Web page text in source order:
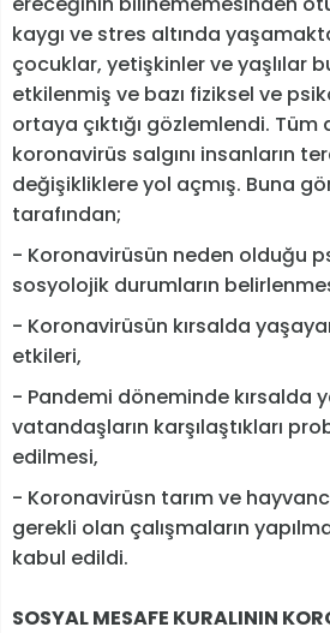
kaygı ve stres altında
çocuklar, yetişkinler ve yaşlılar
etkilenmiş ve bazı fiziksel ve
ortaya çıktığı gözlemlendi.
koronavirüs salgını insanların
değişikliklere yol açmış. Buna
tarafından;
- Koronavirüsün neden olduğu
sosyolojik durumların
- Koronavirüsün kırsalda
etkileri,
- Pandemi döneminde kırsalda
vatandaşların karşılaştıkları
edilmesi,
- Koronavirüsn tarım ve
gerekli olan çalışmaların
kabul edildi.
SOSYAL MESAFE KURALININ